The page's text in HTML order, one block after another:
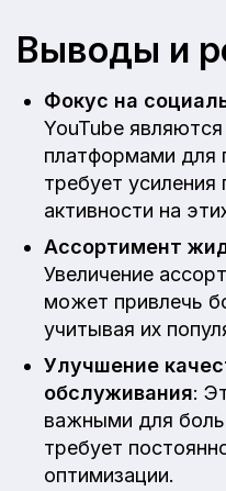
Выводы и
Фокус на
YouTube
платформами для
требует усиления
активности на
Ассортимент
Увеличение
может привлечь
учитывая их
Улучшение
обслуживания:
важными для
требует
оптимизации.